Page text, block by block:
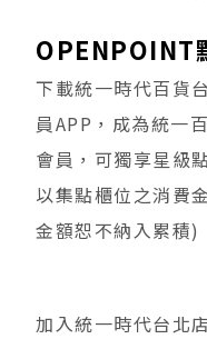
OPENPOINT
下載統一時代百貨
員APP，成為統一
會員，可獨享星級
以集點櫃位之消費
金額恕不納入累積)
加入統一時代台北